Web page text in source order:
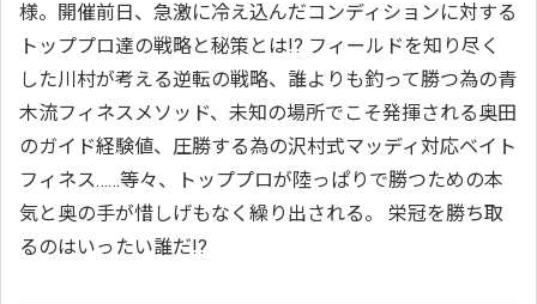
様。開催前日、急激に冷え込んだコンディションに対する
トッププロ達の戦略と秘策とは!? フィールドを知り尽く
した川村が考える逆転の戦略、誰よりも釣って勝つ為の青
木流フィネスメソッド、未知の場所でこそ発揮される奥田
のガイド経験値、圧勝する為の沢村式マッディ対応ベイト
フィネス……等々、トッププロが陸っぱりで勝つための本
気と奥の手が惜しげもなく繰り出される。 栄冠を勝ち取
るのはいったい誰だ!?